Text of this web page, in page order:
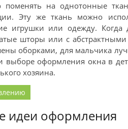
поменять на однотонные
Эту же ткань можно
игрушки или одежду. Когда
шторы или с
оборками, для мальчика
выборе оформления окна в
хозяина.
идеи оформления